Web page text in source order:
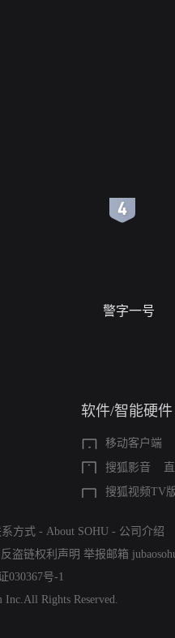
警字一号
软件/智能硬件
移动客户端
搜狐影音
搜狐视频TV
方式 - About SOHU - 公司介绍
盗链权利声明 举报邮箱
030367号-1
Rights Reserved.